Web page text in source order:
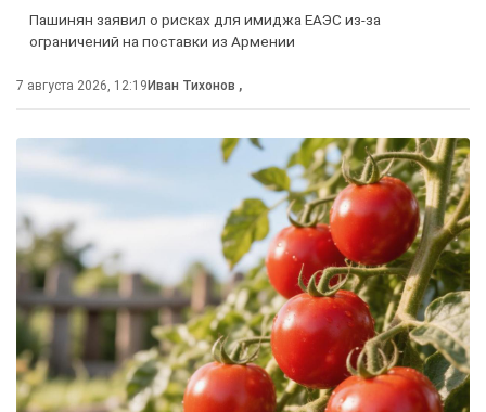
Пашинян заявил о рисках для имиджа ЕАЭС из-за
ограничений на поставки из Армении
7 августа 2026, 12:19Иван Тихонов ,